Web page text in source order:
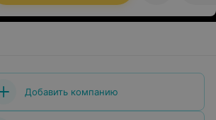
Добавить компанию